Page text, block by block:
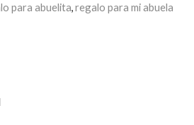
para abuelita,regalo para mi abuela